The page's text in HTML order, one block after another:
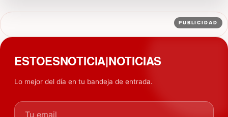
PUBLICIDAD
ESTOESNOTICIA|NOTICIAS
Lo mejor del día en tu bandeja de entrada.
Tu email